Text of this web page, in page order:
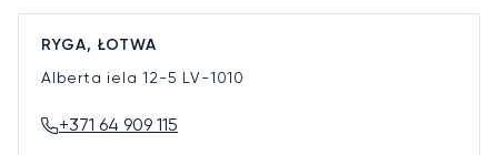
RYGA, ŁOTWA
Alberta iela 12-5 LV-1010
+371 64 909 115